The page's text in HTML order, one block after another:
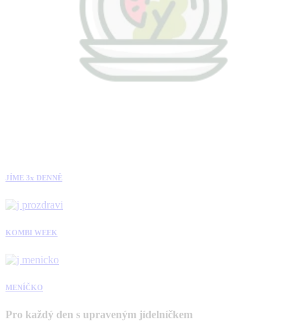
JÍME 3x DENNĚ
KOMBI WEEK
MENÍČKO
Pro každý den s upraveným jídelníčkem